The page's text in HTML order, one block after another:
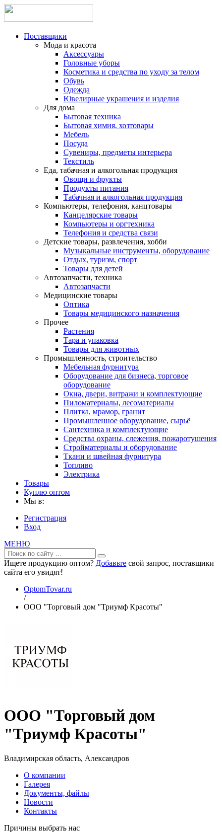
Поставщики
Мода и красота
Аксессуары
Головные уборы
Косметика и средства по уходу за телом
Обувь
Одежда
Ювелирные украшения и изделия
Для дома
Бытовая техника
Бытовая химия, хозтовары
Мебель
Посуда
Сувениры, предметы интерьера
Текстиль
Еда, табачная и алкогольная продукция
Овощи и фрукты
Продукты питания
Табачная и алкогольная продукция
Компьютеры, телефония, канцтовары
Канцелярские товары
Компьютеры и оргтехника
Телефония и средства связи
Детские товары, развлечения, хобби
Музыкальные инструменты, оборудование
Отдых, туризм, спорт
Товары для детей
Автозапчасти, техника
Автозапчасти
Медицинские товары
Оптика
Товары медицинского назначения
Прочее
Растения
Тара и упаковка
Товары для животных
Промышленность, строительство
Мебельная фурнитура
Оборудование для бизнеса, торговое
оборудование
Окна, двери, витражи и комплектующие
Пиломатериалы, лесоматериалы
Плитка, мрамор, гранит
Промышленное оборудование, сырьё
Сантехника и комплектующие
Средства охраны, слежения, пожаротушения
Стройматериалы и оборудование
Ткани и швейная фурнитура
Топливо
Электрика
Товары
Куплю оптом
Мы в:
Регистрация
Вход
МЕНЮ
Ищете продукцию оптом? Добавьте свой запрос, поставщики
сайта его увидят!
OptomTovar.ru
/
ООО "Торговый дом "Триумф Красоты"
ООО "Торговый дом
"Триумф Красоты"
Владимирская область, Александров
О компании
Галерея
Документы, файлы
Новости
Контакты
Причины выбрать нас